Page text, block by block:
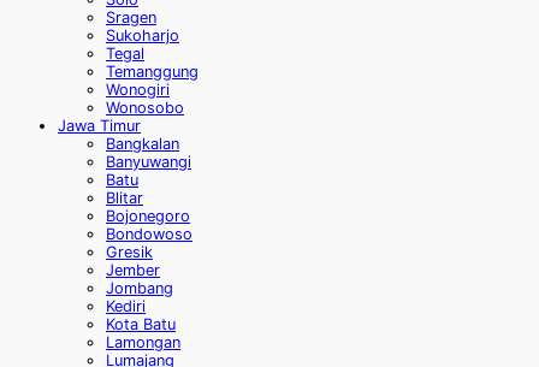
Sragen
Sukoharjo
Tegal
Temanggung
Wonogiri
Wonosobo
Jawa Timur
Bangkalan
Banyuwangi
Batu
Blitar
Bojonegoro
Bondowoso
Gresik
Jember
Jombang
Kediri
Kota Batu
Lamongan
Lumajang